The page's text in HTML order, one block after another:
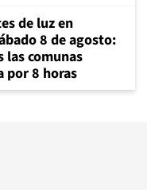
de luz en
8 de agosto:
las comunas
por 8 horas